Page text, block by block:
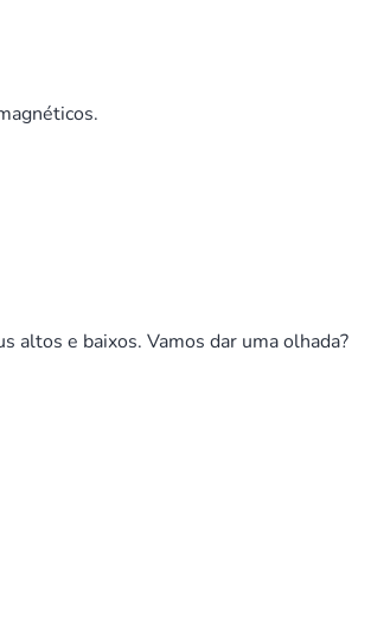
altos e baixos. Vamos dar uma olhada?